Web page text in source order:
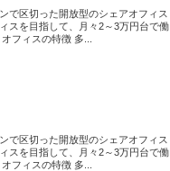
で区切った開放型のシェアオフィス
スを目指して、月々2～3万円台で働
フィスの特徴 多...
で区切った開放型のシェアオフィス
スを目指して、月々2～3万円台で働
フィスの特徴 多...